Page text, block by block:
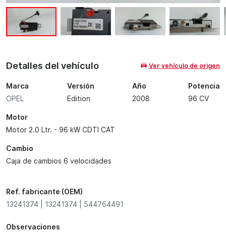
Detalles del vehículo Ver vehículo de origen
Marca
OPEL
Versión
Edition
Año
2008
Potencia
96 CV
Motor
Motor 2.0 Ltr. - 96 kW CDTI CAT
Cambio
Caja de cambios 6 velocidades
Ref. fabricante (OEM)
13241374 | 13241374 | 544764491
Observaciones